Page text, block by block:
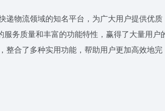
物流领域的知名平台，为广大用户提供优质
务质量和丰富的功能特性，赢得了大量用户
整合了多种实用功能，帮助用户更加高效地完